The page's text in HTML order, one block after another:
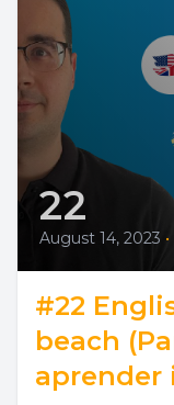
22
August 14, 2023 •
#22
beach
aprender